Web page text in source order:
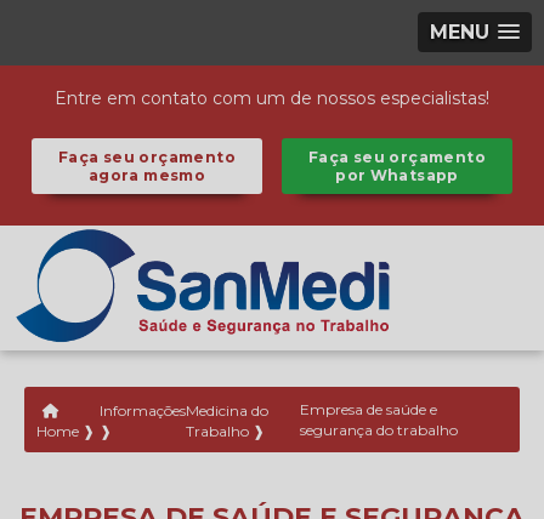
MENU
Entre em contato com um de nossos especialistas!
Faça seu orçamento
agora mesmo
Faça seu orçamento
por Whatsapp
Home ❱
Informações
❱
Medicina do
Trabalho ❱
Empresa de saúde e
segurança do trabalho